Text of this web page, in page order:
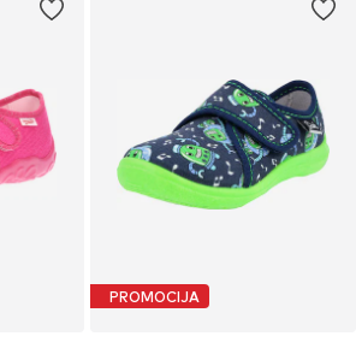
PROMOCIJA